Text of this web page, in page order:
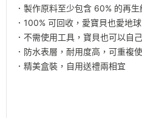
．製作原料至少包含 60% 的再生
．100% 可回收，愛寶貝也愛地球
．不需使用工具，寶貝也可以自
．防水表層，耐用度高，可重複
．精美盒裝，自用送禮兩相宜